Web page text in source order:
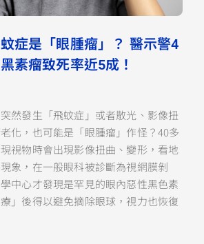
症是「眼腫瘤」？ 醫示警4
素瘤致死率近5成！
然發生「飛蚊症」或者散光、影像扭
化，也可能是「眼腫瘤」作怪？40多
視物時會出現影像扭曲、變形，看地
象，在一般眼科被診斷為視網膜剝
中心才發現是罕見的眼內惡性黑色素
」後得以避免摘除眼球，視力也恢復